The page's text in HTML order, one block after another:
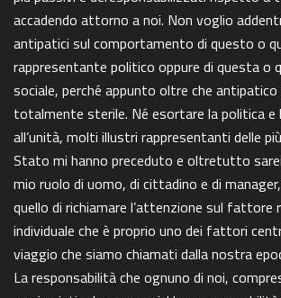
accadendo attorno a noi. Non voglio
antipatici sul comportamento di questo o
rappresentante politico oppure di questa o
sociale, perché appunto oltre che antipatico
totalmente sterile. Né esortare la politica e
all’unità, molti illustri rappresentanti delle
Stato mi hanno preceduto e oltretutto
mio ruolo di uomo, di cittadino e di
quello di richiamare l’attenzione sul fattore
individuale che è proprio uno dei fattori
viaggio che siamo chiamati dalla nostra
La responsabilità che ognuno di noi,